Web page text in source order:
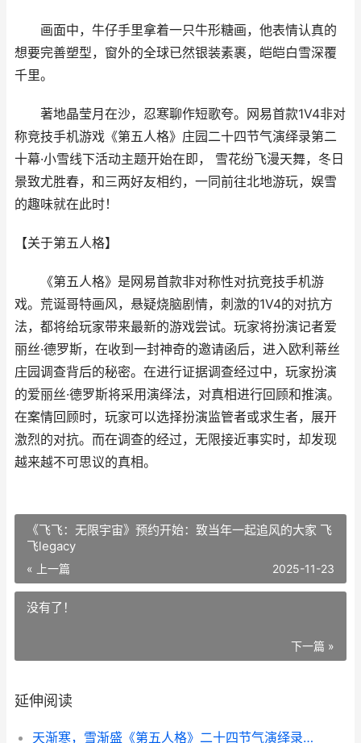
画面中，牛仔手里拿着一只牛形糖画，他表情认真的
想要完善塑型，窗外的全球已然银装素裹，皑皑白雪深覆
千里。
著地晶莹月在沙，忍寒聊作短歌夸。网易首款1V4非对
称竞技手机游戏《第五人格》庄园二十四节气演绎录第二
十幕·小雪线下活动主题开始在即， 雪花纷飞漫天舞，冬日
景致尤胜春，和三两好友相约，一同前往北地游玩，娱雪
的趣味就在此时！
【关于第五人格】
《第五人格》是网易首款非对称性对抗竞技手机游
戏。荒诞哥特画风，悬疑烧脑剧情，刺激的1V4的对抗方
法，都将给玩家带来最新的游戏尝试。玩家将扮演记者爱
丽丝·德罗斯，在收到一封神奇的邀请函后，进入欧利蒂丝
庄园调查背后的秘密。在进行证据调查经过中，玩家扮演
的爱丽丝·德罗斯将采用演绎法，对真相进行回顾和推演。
在案情回顾时，玩家可以选择扮演监管者或求生者，展开
激烈的对抗。而在调查的经过，无限接近事实时，却发现
越来越不可思议的真相。
《飞飞：无限宇宙》预约开始：致当年一起追风的大家 飞
飞legacy
« 上一篇 2025-11-23
没有了！
下一篇 »
延伸阅读
天渐寒，雪渐盛《第五人格》二十四节气演绎录“小雪”篇马上开始 天渐寒雪渐盛又是一年小雪时原文